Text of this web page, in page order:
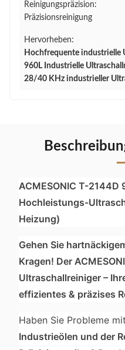
Reinigungspräzision:
Präzisionsreinigung
Hervorheben:
Hochfrequente industrielle
960L Industrielle
28/40 KHz industrieller
ACMESONIC T-2144D
Hochleistungs-
Heizung)
Gehen Sie
Kragen! Der
Ultraschallreiniger –
effizientes & präzises
Haben Sie Probleme mit
Industrieölen und der